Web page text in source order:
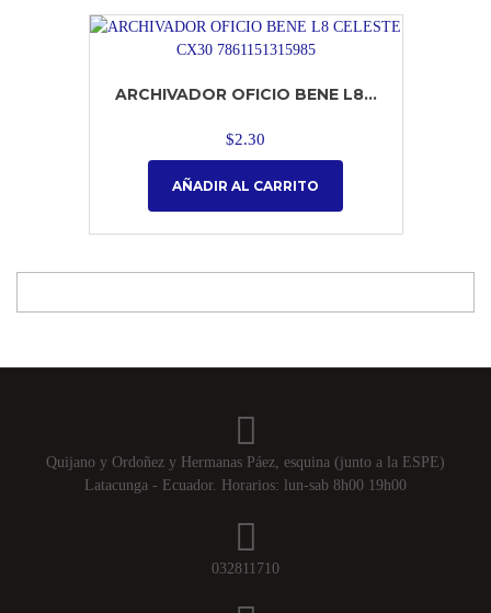
ARCHIVADOR OFICIO BENE L8...
$2.30
AÑADIR AL CARRITO
Quijano y Ordoñez y Hermanas Páez, esquina (junto a la ESPE)
Latacunga - Ecuador. Horarios: lun-sab 8h00 19h00
032811710